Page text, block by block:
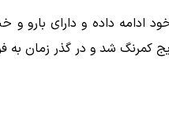
ادامه داده و دارای بارو
کمرنگ شد و در گذر زمان به